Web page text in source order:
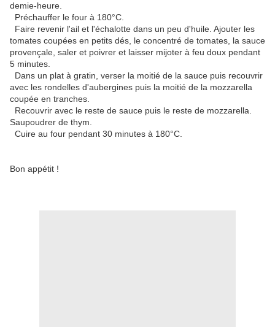
demie-heure.
Préchauffer le four à 180°C.
Faire revenir l'ail et l'échalotte dans un peu d'huile. Ajouter les
tomates coupées en petits dés, le concentré de tomates, la sauce
provençale, saler et poivrer et laisser mijoter à feu doux pendant
5 minutes.
Dans un plat à gratin, verser la moitié de la sauce puis recouvrir
avec les rondelles d'aubergines puis la moitié de la mozzarella
coupée en tranches.
Recouvrir avec le reste de sauce puis le reste de mozzarella.
Saupoudrer de thym.
Cuire au four pendant 30 minutes à 180°C.
Bon appétit !